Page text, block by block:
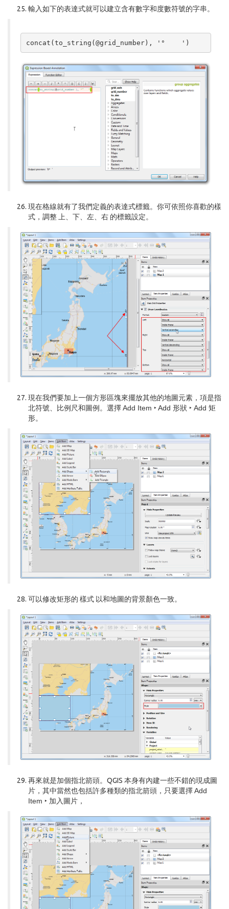
輸入如下的表達式就可以建立含有數字和度數符號的字串。
現在格線就有了我們定義的表達式標籤。你可依照你喜歡的樣
式，調整上、 下、 左、 右 的標籤設定。
現在我們要加上一個方形區塊來擺放其他的地圖元素，項是指
北符號、比例尺和圖例。選擇Add Item ‣ Add 形狀 ‣ Add 矩
形。
可以修改矩形的 樣式 以和地圖的背景顏色一致。
再來就是加個指北箭頭。QGIS 本身有內建一些不錯的現成圖
片，其中當然也包括許多種類的指北箭頭，只要選擇Add
Item ‣ 加入圖片 ，